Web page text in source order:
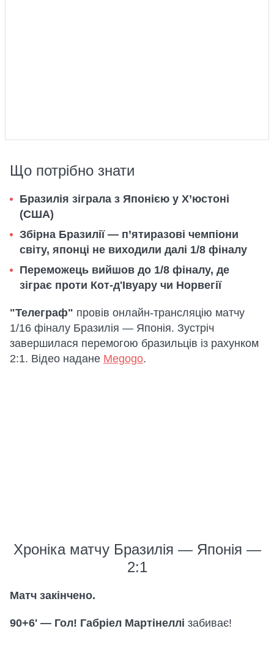
Що потрібно знати
Бразилія зіграла з Японією у Х’юстоні
(США)
Збірна Бразилії — п’ятиразові чемпіони
світу, японці не виходили далі 1/8 фіналу
Переможець вийшов до 1/8 фіналу, де
зіграє проти Кот-д'Івуару чи Норвегії
"Телеграф" провів онлайн-трансляцію матчу
1/16 фіналу Бразилія — Японія. Зустріч
завершилася перемогою бразильців із рахунком
2:1. Відео надане Megogo.
Хроніка матчу Бразилія — Японія —
2:1
Матч закінчено.
90+6' — Гол! Габріел Мартінеллі забиває!